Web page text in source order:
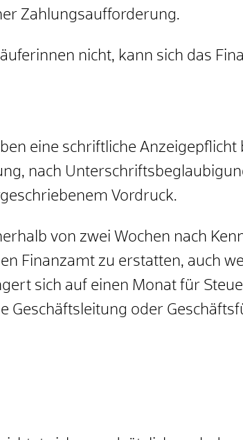
Zahlungsaufforderung.
nicht, kann sich das
eine schriftliche
nach
Vordruck.
von zwei Wochen nach
Finanzamt zu erstatten, auch
sich auf einen Monat für
Geschäftsleitung oder